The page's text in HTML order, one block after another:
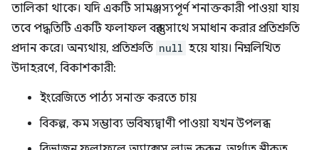
তালিকা থাকে। যদি একটি সামঞ্জস্যপূর্ণ শনাক্তকারী পাওয়া যায়
তবে পদ্ধতিটি একটি ফলাফল বস্তুর সাথে সমাধান করার প্রতিশ্রুতি
প্রদান করে। অন্যথায়, প্রতিশ্রুতি null হয়ে যায়। নিম্নলিখিত
উদাহরণে, বিকাশকারী:
ইংরেজিতে পাঠ্য সনাক্ত করতে চায়
বিকল্প, কম সম্ভাব্য ভবিষ্যদ্বাণী পাওয়া যখন উপলব্ধ